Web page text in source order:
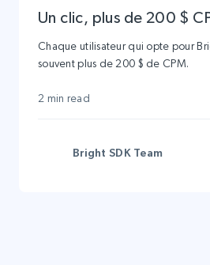
Un clic, plus de 200 $
Chaque utilisateur qui opte pour
souvent plus de 200 $ de CPM.
2 min read
Bright SDK Team